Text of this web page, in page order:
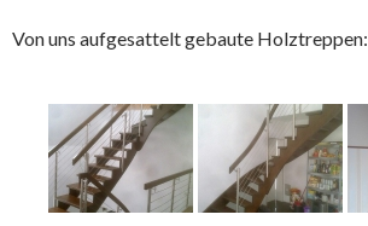
Von uns aufgesattelt gebaute Holztreppen: